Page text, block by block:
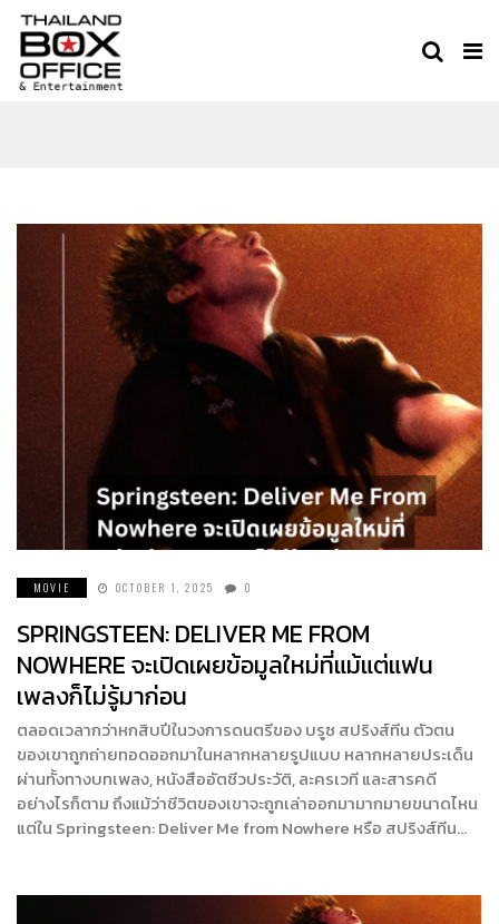
SPRINGSTEEN: DELIVER ME
FROM NOWHERE
MOVIE OCTOBER 1, 2025 0
SPRINGSTEEN: DELIVER ME FROM
NOWHERE จะเปิดเผยข้อมูลใหม่ที่แม้แต่แฟน
เพลงก็ไม่รู้มาก่อน
ตลอดเวลากว่าหกสิบปีในวงการดนตรีของ บรูซ สปริงส์ทีน ตัวตน
ของเขาถูกถ่ายทอดออกมาในหลากหลายรูปแบบ หลากหลายประเด็น
ผ่านทั้งทางบทเพลง, หนังสืออัตชีวประวัติ, ละครเวที และสารคดี
อย่างไรก็ตาม ถึงแม้ว่าชีวิตของเขาจะถูกเล่าออกมามากมายขนาดไหน
แต่ใน Springsteen: Deliver Me from Nowhere หรือ สปริงส์ทีน…